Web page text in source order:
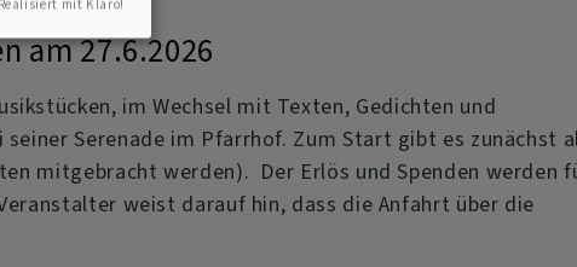
am 27.6.2026
im Wechsel mit Texten, Gedichten und
Serenade im Pfarrhof. Zum Start gibt es zunächst
mitgebracht werden). Der Erlös und Spenden werden
weist darauf hin, dass die Anfahrt über die
Realisiert mit Klaro!